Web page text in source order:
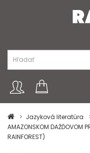
Jazyková literatúra
AMAZONSKOM DAŽĎOVOM
RAINFOREST)